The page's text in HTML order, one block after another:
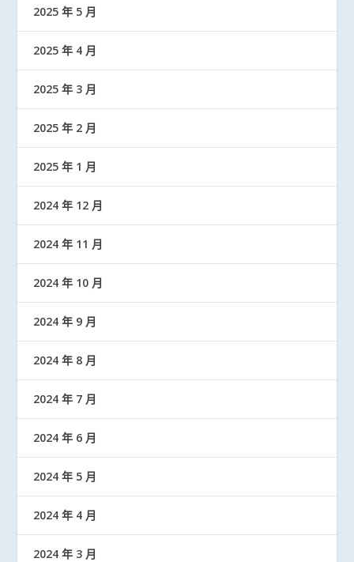
2025 年 5 月
2025 年 4 月
2025 年 3 月
2025 年 2 月
2025 年 1 月
2024 年 12 月
2024 年 11 月
2024 年 10 月
2024 年 9 月
2024 年 8 月
2024 年 7 月
2024 年 6 月
2024 年 5 月
2024 年 4 月
2024 年 3 月